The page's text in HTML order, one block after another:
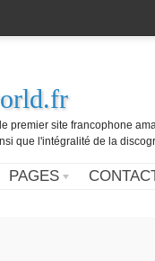
premier site francophone
que l'intégralité de la
PAGES